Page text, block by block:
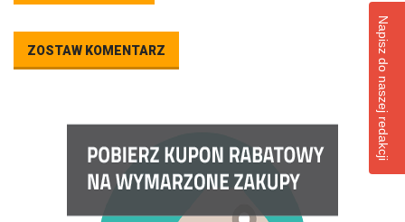
ZOSTAW KOMENTARZ Napisz do naszej redakcji